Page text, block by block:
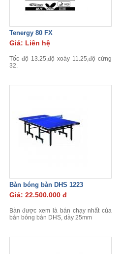
Tenergy 80 FX
Giá: Liên hệ
Tốc độ 13.25,độ xoáy 11.25,độ cứng
32.
Bàn bóng bàn DHS 1223
Giá: 22.500.000 đ
Bàn được xem là bán chạy nhất của
bàn bóng bàn DHS, dày 25mm